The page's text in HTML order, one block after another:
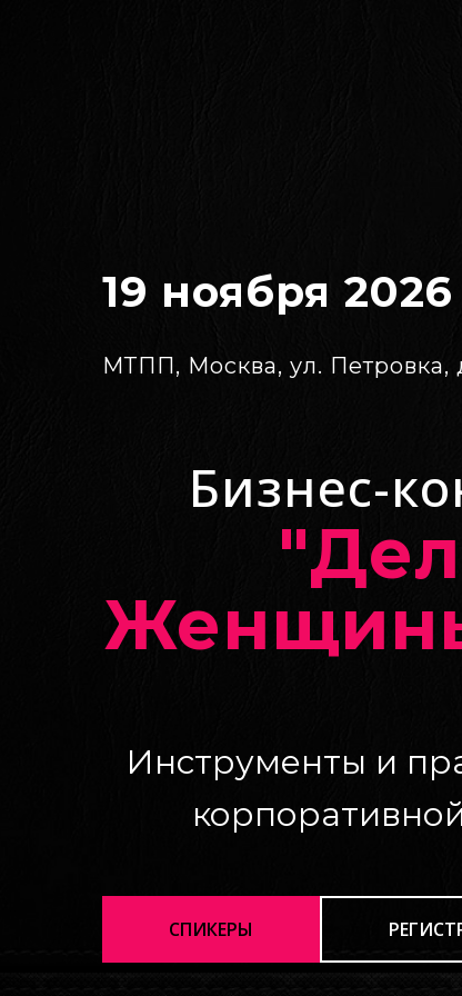
19 ноября 2026
МТПП, Москва, ул. Петровка,
Бизнес-
Инструменты и
СПИКЕРЫ